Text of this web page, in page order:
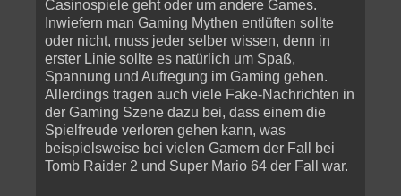
Casinospiele geht oder um andere Games.
Inwiefern man Gaming Mythen entlüften sollte
oder nicht, muss jeder selber wissen, denn in
erster Linie sollte es natürlich um Spaß,
Spannung und Aufregung im Gaming gehen.
Allerdings tragen auch viele Fake-Nachrichten in
der Gaming Szene dazu bei, dass einem die
Spielfreude verloren gehen kann, was
beispielsweise bei vielen Gamern der Fall bei
Tomb Raider 2 und Super Mario 64 der Fall war.